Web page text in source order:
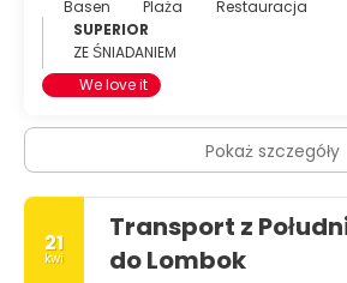
Basen Plaża
Restauracja
SUPERIOR
ZE ŚNIADANIEM
We love it
Pokaż szczegóły
21
kwi
Transport z
do Lombok